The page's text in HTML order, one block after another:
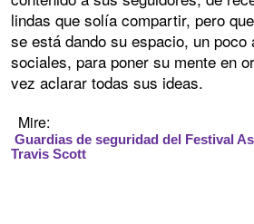
lindas que solía compartir, pero
se está dando su espacio, un poco
sociales, para poner su mente en
vez aclarar todas sus ideas.
Mire:
Guardias de seguridad del Festival
Travis Scott